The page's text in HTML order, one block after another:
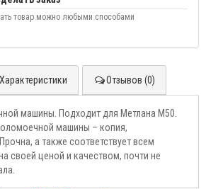
товар можно любыми способами
Характеристики Отзывов (0)
машины. Подходит для Метлана M50.
машины – копия,
а также соответствует всем
своей ценой и качеством, почти не